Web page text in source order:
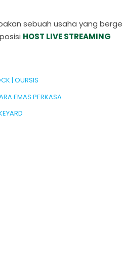
sebuah usaha yang
HOST LIVE STREAMING
| OURSIS
EMAS PERKASA